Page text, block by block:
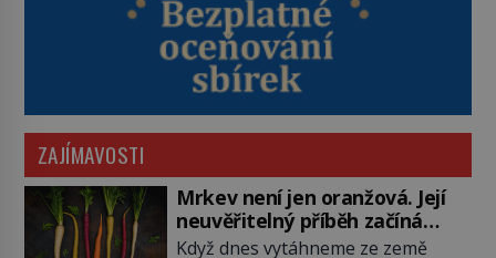
ZAJÍMAVOSTI
Mrkev není jen oranžová. Její
neuvěřitelný příběh začíná
fialovou barvou
Když dnes vytáhneme ze země